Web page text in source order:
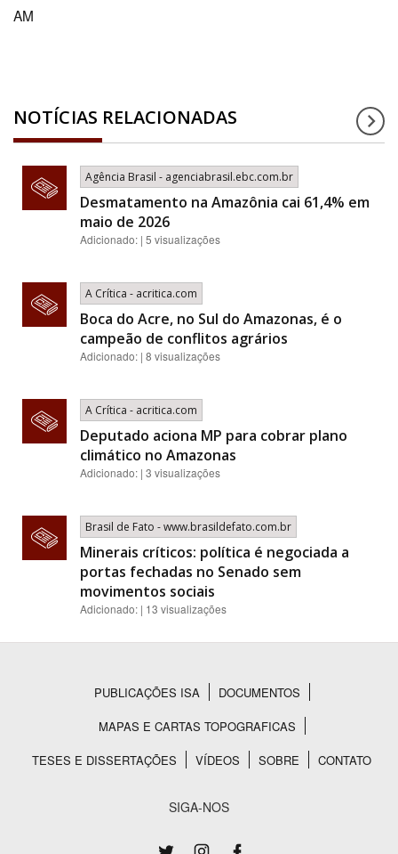
AM
NOTÍCIAS RELACIONADAS
Agência Brasil - agenciabrasil.ebc.com.br
Desmatamento na Amazônia cai 61,4% em
maio de 2026
Adicionado: | 5 visualizações
A Crítica - acritica.com
Boca do Acre, no Sul do Amazonas, é o
campeão de conflitos agrários
Adicionado: | 8 visualizações
A Crítica - acritica.com
Deputado aciona MP para cobrar plano
climático no Amazonas
Adicionado: | 3 visualizações
Brasil de Fato - www.brasildefato.com.br
Minerais críticos: política é negociada a
portas fechadas no Senado sem
movimentos sociais
Adicionado: | 13 visualizações
Rodapé
PUBLICAÇÕES ISA
DOCUMENTOS
MAPAS E CARTAS TOPOGRAFICAS
TESES E DISSERTAÇÕES
VÍDEOS SOBRE CONTATO
SIGA-NOS